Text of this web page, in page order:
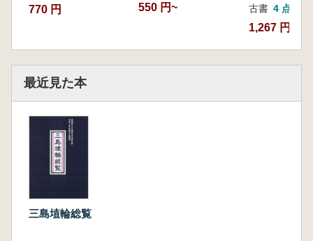
770 円 550 円~ 古書 4 点
1,267 円~
最近見た本
三島埴輪総覧